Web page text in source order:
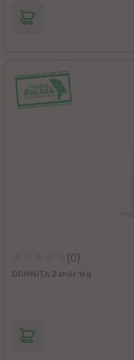
(0)
DOMNIȚA Zahăr 1kg